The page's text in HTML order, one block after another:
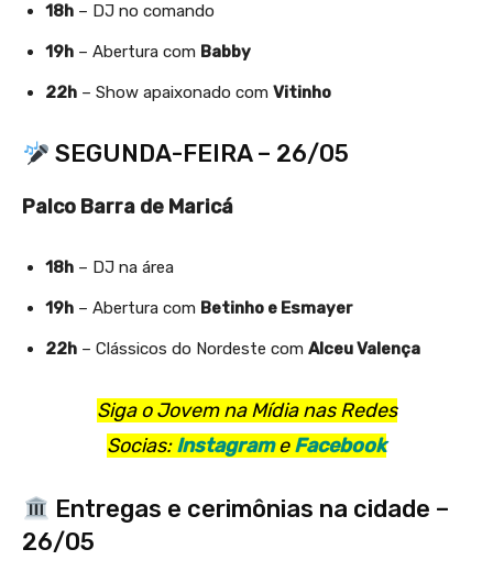
18h – DJ no comando
19h – Abertura com Babby
22h – Show apaixonado com Vitinho
SEGUNDA-FEIRA – 26/05
Palco Barra de Maricá
18h – DJ na área
19h – Abertura com Betinho e Esmayer
22h – Clássicos do Nordeste com Alceu Valença
Siga o Jovem na Mídia nas Redes
Socias:InstagrameFacebook
Entregas e cerimônias na cidade –
26/05